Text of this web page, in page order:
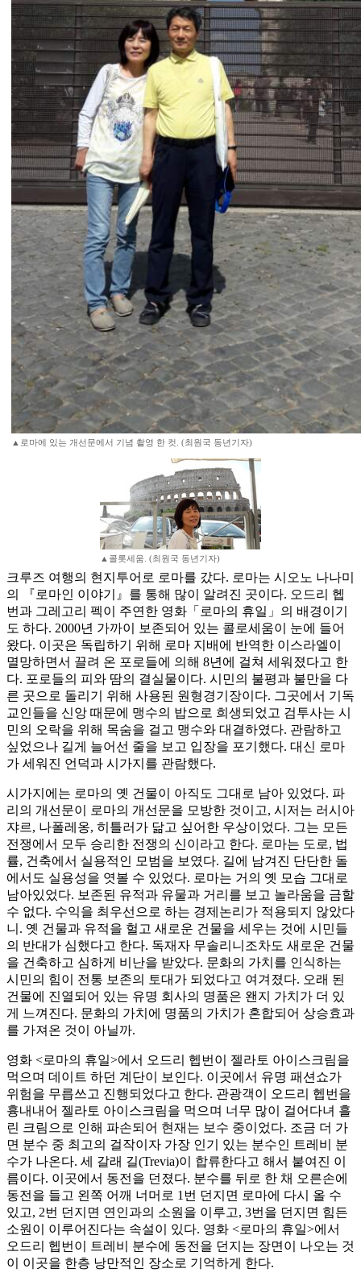
▲로마에 있는 개선문에서 기념 촬영 한 컷. (최원국 동년기자)
▲콜롯세움. (최원국 동년기자)
크루즈 여행의 현지투어로 로마를 갔다. 로마는 시오노 나나미
의 『로마인 이야기』를 통해 많이 알려진 곳이다. 오드리 헵
번과 그레고리 펙이 주연한 영화「로마의 휴일」의 배경이기
도 하다. 2000년 가까이 보존되어 있는 콜로세움이 눈에 들어
왔다. 이곳은 독립하기 위해 로마 지배에 반역한 이스라엘이
멸망하면서 끌려 온 포로들에 의해 8년에 걸쳐 세워졌다고 한
다. 포로들의 피와 땀의 결실물이다. 시민의 불평과 불만을 다
른 곳으로 돌리기 위해 사용된 원형경기장이다. 그곳에서 기독
교인들을 신앙 때문에 맹수의 밥으로 희생되었고 검투사는 시
민의 오락을 위해 목숨을 걸고 맹수와 대결하였다. 관람하고
싶었으나 길게 늘어선 줄을 보고 입장을 포기했다. 대신 로마
가 세워진 언덕과 시가지를 관람했다.
시가지에는 로마의 옛 건물이 아직도 그대로 남아 있었다. 파
리의 개선문이 로마의 개선문을 모방한 것이고, 시저는 러시아
쟈르, 나폴레옹, 히틀러가 닮고 싶어한 우상이었다. 그는 모든
전쟁에서 모두 승리한 전쟁의 신이라고 한다. 로마는 도로, 법
률, 건축에서 실용적인 모범을 보였다. 길에 남겨진 단단한 돌
에서도 실용성을 엿볼 수 있었다. 로마는 거의 옛 모습 그대로
남아있었다. 보존된 유적과 유물과 거리를 보고 놀라움을 금할
수 없다. 수익을 최우선으로 하는 경제논리가 적용되지 않았다
니. 옛 건물과 유적을 헐고 새로운 건물을 세우는 것에 시민들
의 반대가 심했다고 한다. 독재자 무솔리니조차도 새로운 건물
을 건축하고 심하게 비난을 받았다. 문화의 가치를 인식하는
시민의 힘이 전통 보존의 토대가 되었다고 여겨졌다. 오래 된
건물에 진열되어 있는 유명 회사의 명품은 왠지 가치가 더 있
게 느껴진다. 문화의 가치에 명품의 가치가 혼합되어 상승효과
를 가져온 것이 아닐까.
영화 <로마의 휴일>에서 오드리 헵번이 젤라토 아이스크림을
먹으며 데이트 하던 계단이 보인다. 이곳에서 유명 패션쇼가
위험을 무릅쓰고 진행되었다고 한다. 관광객이 오드리 헵번을
흉내내어 젤라토 아이스크림을 먹으며 너무 많이 걸어다녀 흘
린 크림으로 인해 파손되어 현재는 보수 중이었다. 조금 더 가
면 분수 중 최고의 걸작이자 가장 인기 있는 분수인 트레비 분
수가 나온다. 세 갈래 길(Trevia)이 합류한다고 해서 붙여진 이
름이다. 이곳에서 동전을 던졌다. 분수를 뒤로 한 채 오른손에
동전을 들고 왼쪽 어깨 너머로 1번 던지면 로마에 다시 올 수
있고, 2번 던지면 연인과의 소원을 이루고, 3번을 던지면 힘든
소원이 이루어진다는 속설이 있다. 영화 <로마의 휴일>에서
오드리 헵번이 트레비 분수에 동전을 던지는 장면이 나오는 것
이 이곳을 한층 낭만적인 장소로 기억하게 한다.